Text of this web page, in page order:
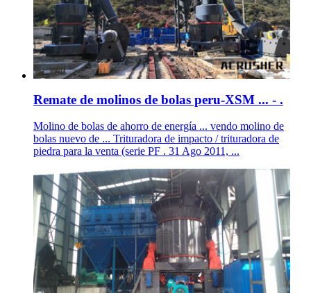
Remate de molinos de bolas peru-XSM ... - .
Molino de bolas de ahorro de energía ... vendo molino de
bolas nuevo de ... Trituradora de impacto / trituradora de
piedra para la venta (serie PF . 31 Ago 2011, ...